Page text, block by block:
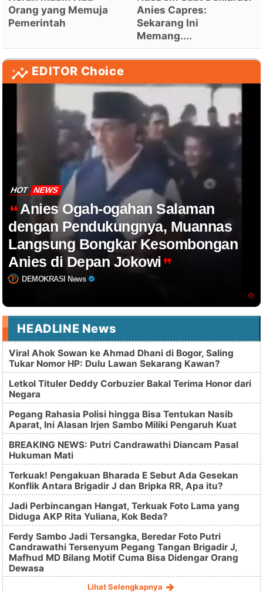
Orang yang Memuja
Pemerintah
Anies Capres:
Sekarang Ini
Memang....
EDITOR Choice
HOT NEWS
Anies Ogah-ogahan Salaman
dengan Pendukungnya, Muannas
Langsung Bongkar Kesombongan
Anies di Depan Jokowi
DEMOKRASI News
HEADLINE News
Viral Ahok Sowan ke Ahmad Dhani di Bogor, Saling
Tukar Nomor HP: Dulu Lawan Sekarang Kawan?
Letkol Tituler Deddy Corbuzier Bakal Terima Honor dari
Negara
Pegang Rahasia Polisi hingga Bisa Tentukan Nasib
Aparat, Ini Alasan Irjen Sambo Miliki Pengaruh Kuat
BREAKING NEWS: Putri Candrawathi Diancam Pasal
Hukuman Mati
Terkuak! Pengakuan Bharada E Sebut Ada Gesekan
Konflik Antara Brigadir J dan Bripka RR, Apa itu?
Jadi Perbincangan Hangat, Terkuak Foto Lama yang
Diduga AKP Rita Yuliana, Kok Beda?
Ferdy Sambo Jadi Tersangka, Beredar Foto Putri
Candrawathi Tersenyum Pegang Tangan Brigadir J,
Mafhud MD Bilang Motif Cuma Bisa Didengar Orang
Dewasa
Lihat Selengkapnya